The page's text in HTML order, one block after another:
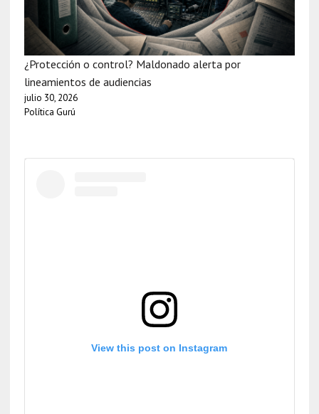
¿Protección o control? Maldonado alerta por
lineamientos de audiencias
julio 30, 2026
Política Gurú
View this post on Instagram